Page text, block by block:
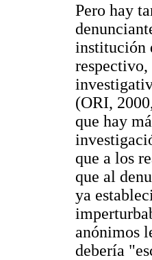
Pero hay
institución
(ORI,
que hay
que a los
que al
ya
anónimos
debería